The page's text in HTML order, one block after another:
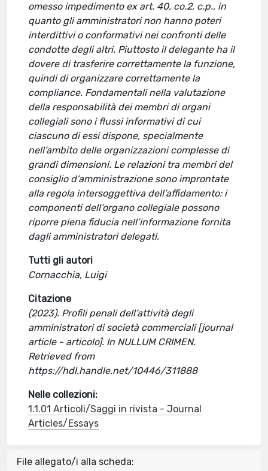
omesso impedimento ex art. 40, co.2, c.p., in
quanto gli amministratori non hanno poteri
interdittivi o conformativi nei confronti delle
condotte degli altri. Piuttosto il delegante ha il
dovere di trasferire correttamente la funzione,
quindi di organizzare correttamente la
compliance. Fondamentali nella valutazione
della responsabilità dei membri di organi
collegiali sono i flussi informativi di cui
ciascuno di essi dispone, specialmente
nell’ambito delle organizzazioni complesse di
grandi dimensioni. Le relazioni tra membri del
consiglio d’amministrazione sono improntate
alla regola intersoggettiva dell’affidamento: i
componenti dell’organo collegiale possono
riporre piena fiducia nell’in­formazione fornita
dagli amministratori delegati.
Tutti gli autori
Cornacchia, Luigi
Citazione
(2023). Profili penali dell’attività degli
amministratori di società commerciali [journal
article - articolo]. In NULLUM CRIMEN.
Retrieved from
https://hdl.handle.net/10446/311888
Nelle collezioni:
1.1.01 Articoli/Saggi in rivista - Journal
Articles/Essays
File allegato/i alla scheda: